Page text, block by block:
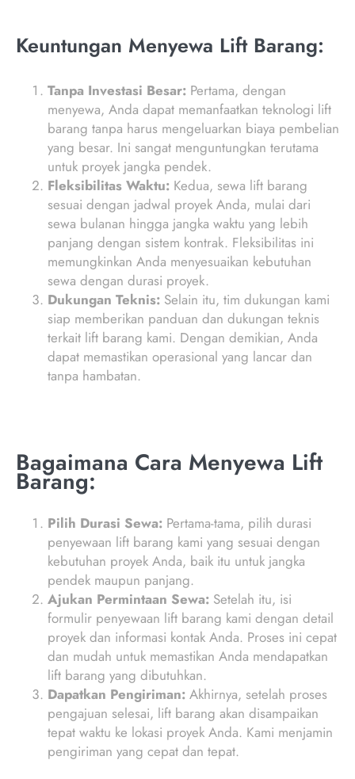
Keuntungan Menyewa Lift Barang:
Tanpa Investasi Besar: Pertama, dengan
menyewa, Anda dapat memanfaatkan teknologi lift
barang tanpa harus mengeluarkan biaya pembelian
yang besar. Ini sangat menguntungkan terutama
untuk proyek jangka pendek.
Fleksibilitas Waktu: Kedua, sewa lift barang
sesuai dengan jadwal proyek Anda, mulai dari
sewa bulanan hingga jangka waktu yang lebih
panjang dengan sistem kontrak. Fleksibilitas ini
memungkinkan Anda menyesuaikan kebutuhan
sewa dengan durasi proyek.
Dukungan Teknis: Selain itu, tim dukungan kami
siap memberikan panduan dan dukungan teknis
terkait lift barang kami. Dengan demikian, Anda
dapat memastikan operasional yang lancar dan
tanpa hambatan.
Bagaimana Cara Menyewa Lift
Barang:
Pilih Durasi Sewa: Pertama-tama, pilih durasi
penyewaan lift barang kami yang sesuai dengan
kebutuhan proyek Anda, baik itu untuk jangka
pendek maupun panjang.
Ajukan Permintaan Sewa: Setelah itu, isi
formulir penyewaan lift barang kami dengan detail
proyek dan informasi kontak Anda. Proses ini cepat
dan mudah untuk memastikan Anda mendapatkan
lift barang yang dibutuhkan.
Dapatkan Pengiriman: Akhirnya, setelah proses
pengajuan selesai, lift barang akan disampaikan
tepat waktu ke lokasi proyek Anda. Kami menjamin
pengiriman yang cepat dan tepat.